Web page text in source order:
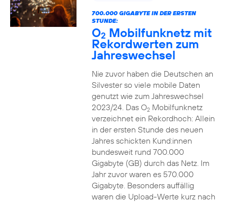
700.000 GIGABYTE IN DER ERSTEN
STUNDE:
O2 Mobilfunknetz mit
Rekordwerten zum
Jahreswechsel
Nie zuvor haben die Deutschen an
Silvester so viele mobile Daten
genutzt wie zum Jahreswechsel
2023/24. Das O2Mobilfunknetz
verzeichnet ein Rekordhoch: Allein
in der ersten Stunde des neuen
Jahres schickten Kund:innen
bundesweit rund 700.000
Gigabyte (GB) durch das Netz. Im
Jahr zuvor waren es 570.000
Gigabyte. Besonders auffällig
waren die Upload-Werte kurz nach